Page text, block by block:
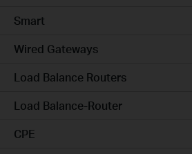
Smart
Wired Gateways
Load Balance Routers
Load Balance-Router
CPE